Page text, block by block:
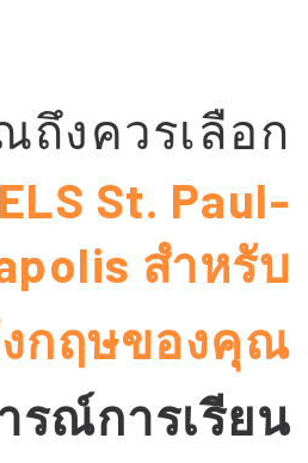
ถึงควรเลือก
ELS St. Paul-
สำหรับ
กฤษของคุณ
รณ์การเรียน